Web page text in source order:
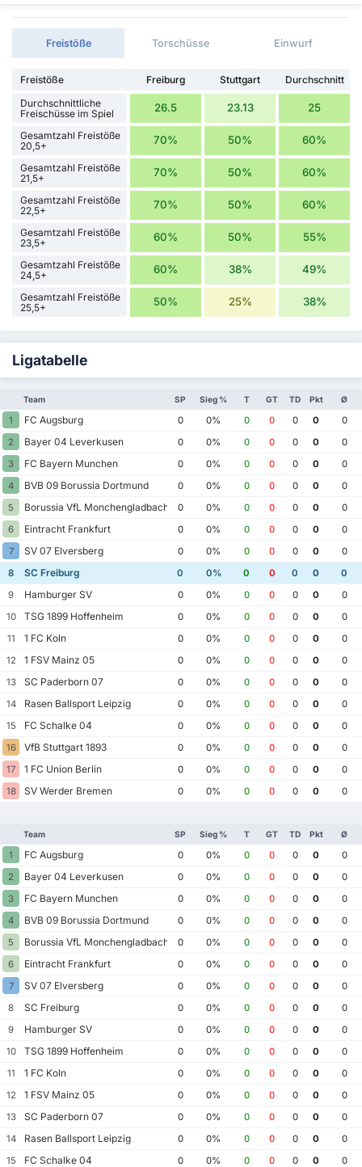
Freistöße Torschüsse Einwurf
Freistöße Freiburg Stuttgart
Durchschnitt
Durchschnittliche
Freischüsse im Spiel
26.5 23.13 25
Gesamtzahl Freistöße
20,5+
70% 50% 60%
Gesamtzahl Freistöße
21,5+
70% 50% 60%
Gesamtzahl Freistöße
22,5+
70% 50% 60%
Gesamtzahl Freistöße
23,5+
60% 50% 55%
Gesamtzahl Freistöße
24,5+
60% 38% 49%
Gesamtzahl Freistöße
25,5+
50% 25% 38%
Ligatabelle
Team SP Sieg % T GT TD Pkt Ø
1 FC Augsburg 0 0% 0 0 0 0
0
2
Bayer 04 Leverkusen 0 0% 0 0 0 0
0
3
FC Bayern Munchen 0 0% 0 0 0 0
0
4
BVB 09 Borussia Dortmund 0 0% 0 0 0 0
0
5
Borussia VfL Monchengladbach 0 0% 0 0 0 0
0
6
Eintracht Frankfurt 0 0% 0 0 0 0
0
7
SV 07 Elversberg 0 0% 0 0 0 0
0
8
SC Freiburg 0 0% 0 0 0 0
0
9
Hamburger SV 0 0% 0 0 0 0
0
10
TSG 1899 Hoffenheim 0 0% 0 0 0 0
0
11
1 FC Koln 0 0% 0 0 0 0
0
12
1 FSV Mainz 05 0 0% 0 0 0 0
0
13
SC Paderborn 07 0 0% 0 0 0 0
0
14
Rasen Ballsport Leipzig 0 0% 0 0 0 0
0
15
FC Schalke 04 0 0% 0 0 0 0
0
16
VfB Stuttgart 1893 0 0% 0 0 0 0
0
17
1 FC Union Berlin 0 0% 0 0 0 0
0
18
SV Werder Bremen 0 0% 0 0 0 0 0
Team SP Sieg % T GT TD Pkt Ø
1 FC Augsburg 0 0% 0 0 0 0
0
2
Bayer 04 Leverkusen 0 0% 0 0 0 0
0
3
FC Bayern Munchen 0 0% 0 0 0 0
0
4
BVB 09 Borussia Dortmund 0 0% 0 0 0 0
0
5
Borussia VfL Monchengladbach 0 0% 0 0 0 0
0
6
Eintracht Frankfurt 0 0% 0 0 0 0
0
7
SV 07 Elversberg 0 0% 0 0 0 0
0
8
SC Freiburg 0 0% 0 0 0 0
0
9
Hamburger SV 0 0% 0 0 0 0
0
10
TSG 1899 Hoffenheim 0 0% 0 0 0 0
0
11
1 FC Koln 0 0% 0 0 0 0
0
12
1 FSV Mainz 05 0 0% 0 0 0 0
0
13
SC Paderborn 07 0 0% 0 0 0 0
0
14
Rasen Ballsport Leipzig 0 0% 0 0 0 0
0
15
FC Schalke 04 0 0% 0 0 0 0
0